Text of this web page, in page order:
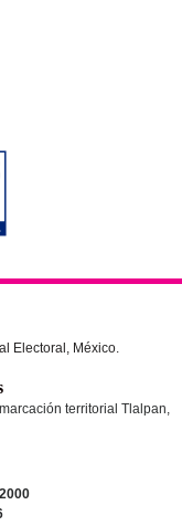
Electoral, México.
territorial Tlalpan,